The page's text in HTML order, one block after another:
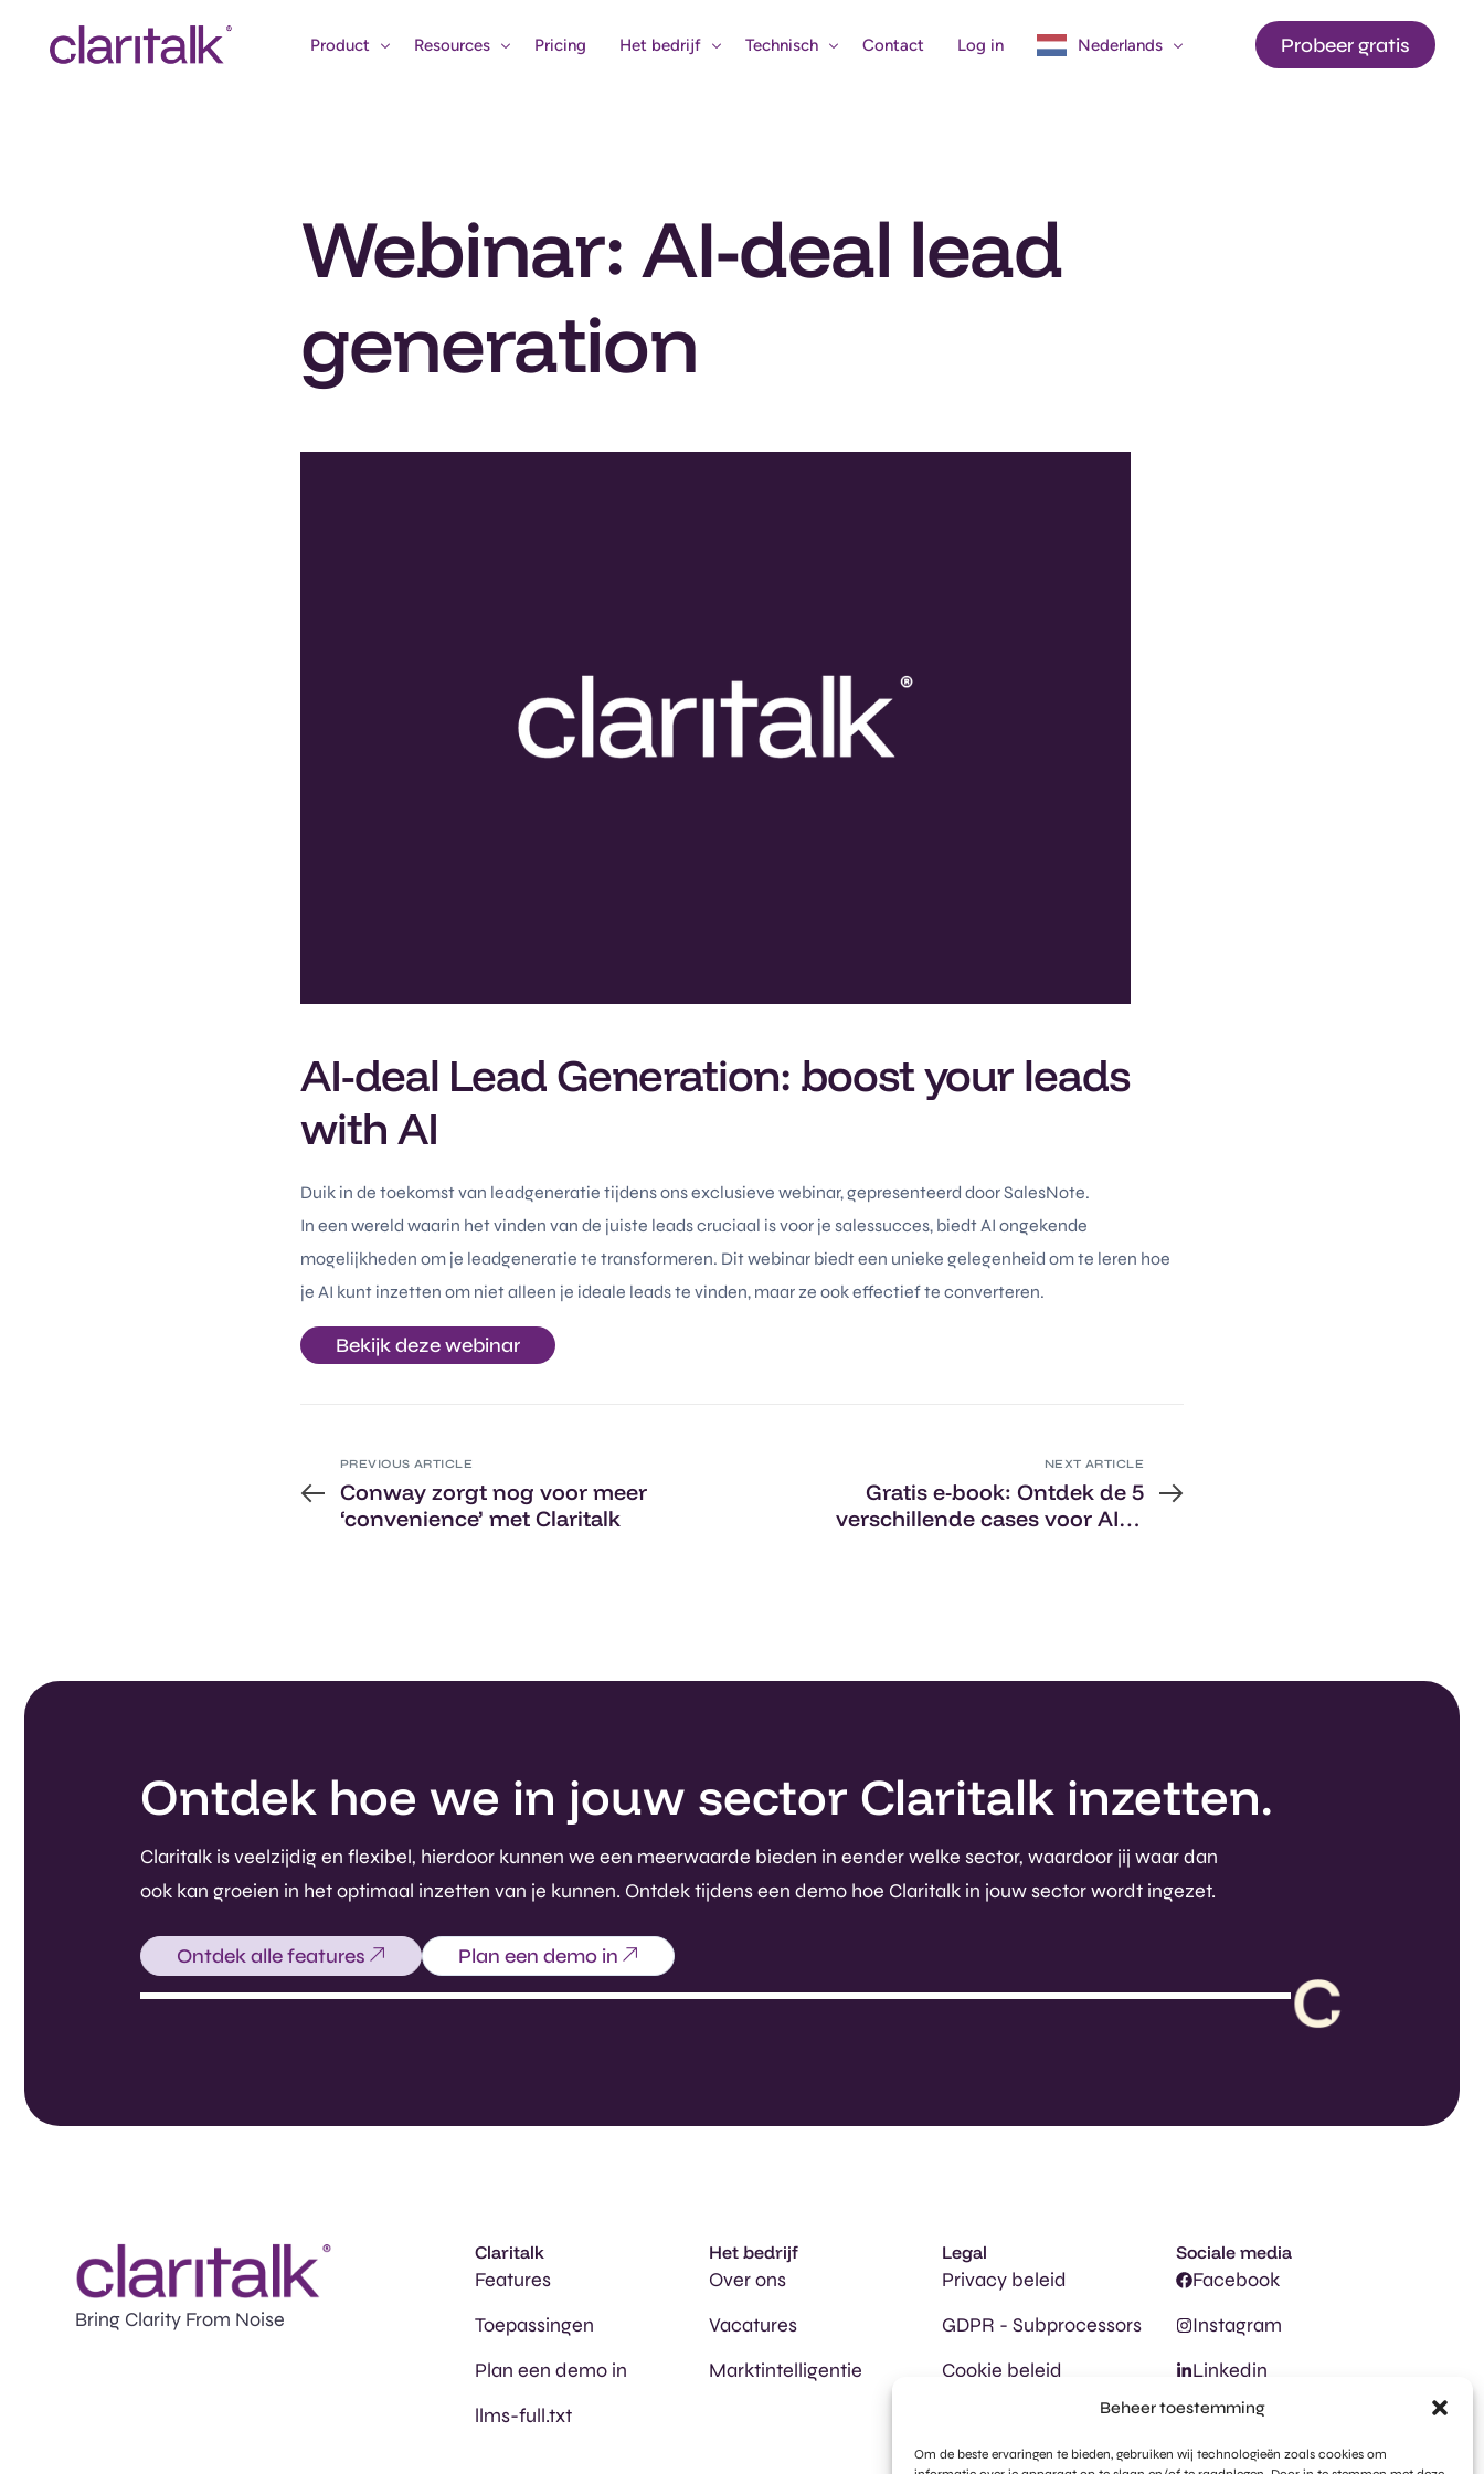
Beheer toestemming
Om de beste ervaringen te bieden, gebruiken wij technologieën zoals cookies om
Product Resources
Marktintelligentie
Webinarpagina
Events
Pricing Het bedrijf Technisch
Verbind uw bedrijf met Claritalk API
Contact Log in Nederlands Probeer gratis
Webinar: AI-deal lead
generation
AI-deal Lead Generation: boost your leads
with AI
Duik in de toekomst van leadgeneratie tijdens ons exclusieve webinar, gepresenteerd door SalesNote.
In een wereld waarin het vinden van de juiste leads cruciaal is voor je salessucces, biedt AI ongekende
mogelijkheden om je leadgeneratie te transformeren. Dit webinar biedt een unieke gelegenheid om te leren hoe
je AI kunt inzetten om niet alleen je ideale leads te vinden, maar ze ook effectief te converteren.
Bekijk deze webinar
PREVIOUS ARTICLE
Conway zorgt nog voor meer
‘convenience’ met Claritalk
NEXT ARTICLE
Gratis e-book: Ontdek de 5
verschillende cases voor AI in
Ontdek hoe we in jouw sector Claritalk inzetten.
Claritalk is veelzijdig en flexibel, hierdoor kunnen we een meerwaarde bieden in eender welke sector, waardoor jij waar dan
ook kan groeien in het optimaal inzetten van je kunnen. Ontdek tijdens een demo hoe Claritalk in jouw sector wordt ingezet.
Ontdek alle features Plan een demo in
Bring Clarity From Noise
Claritalk
Features
Toepassingen
Plan een demo in
llms-full.txt
Het bedrijf
Over ons
Vacatures
Marktintelligentie
Legal
Privacy beleid
GDPR - Subprocessors
Cookie beleid
Sociale media
Facebook
Instagram
Linkedin